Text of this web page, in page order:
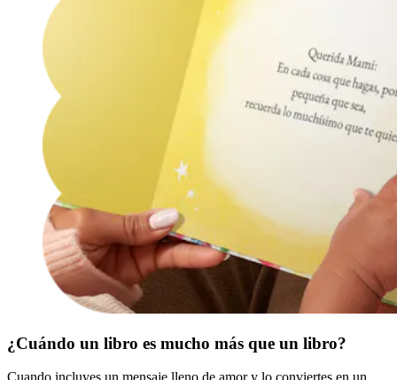
¿Cuándo un libro es mucho más que un libro?